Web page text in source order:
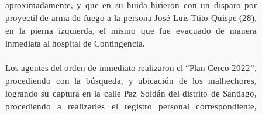
aproximadamente, y que en su huida hirieron con un disparo por
proyectil de arma de fuego a la persona José Luis Ttito Quispe (28),
en la pierna izquierda, el mismo que fue evacuado de manera
inmediata al hospital de Contingencia.
Los agentes del orden de inmediato realizaron el “Plan Cerco 2022”,
procediendo con la búsqueda, y ubicación de los malhechores,
logrando su captura en la calle Paz Soldán del distrito de Santiago,
procediendo a realizarles el registro personal correspondiente,